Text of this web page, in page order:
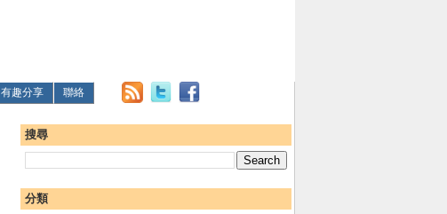
有趣分享 聯絡
搜尋
分類